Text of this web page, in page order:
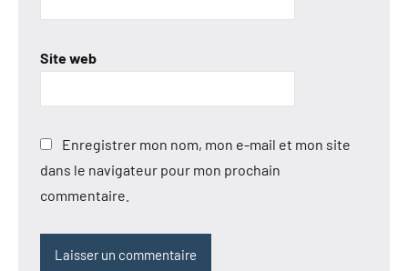
Site web
Enregistrer mon nom, mon e-mail et mon site
dans le navigateur pour mon prochain
commentaire.